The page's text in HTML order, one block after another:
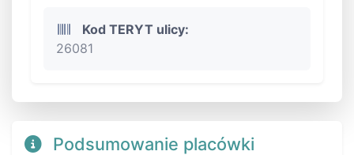
Kod TERYT ulicy:
26081
Podsumowanie placówki